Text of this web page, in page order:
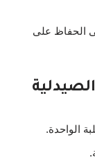
الحفاظ على